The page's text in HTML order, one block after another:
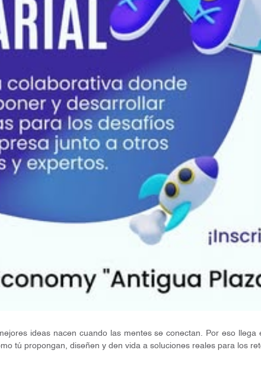
ideas nacen cuando las mentes se conectan. Por eso
tú propongan, diseñen y den vida a soluciones reales para los